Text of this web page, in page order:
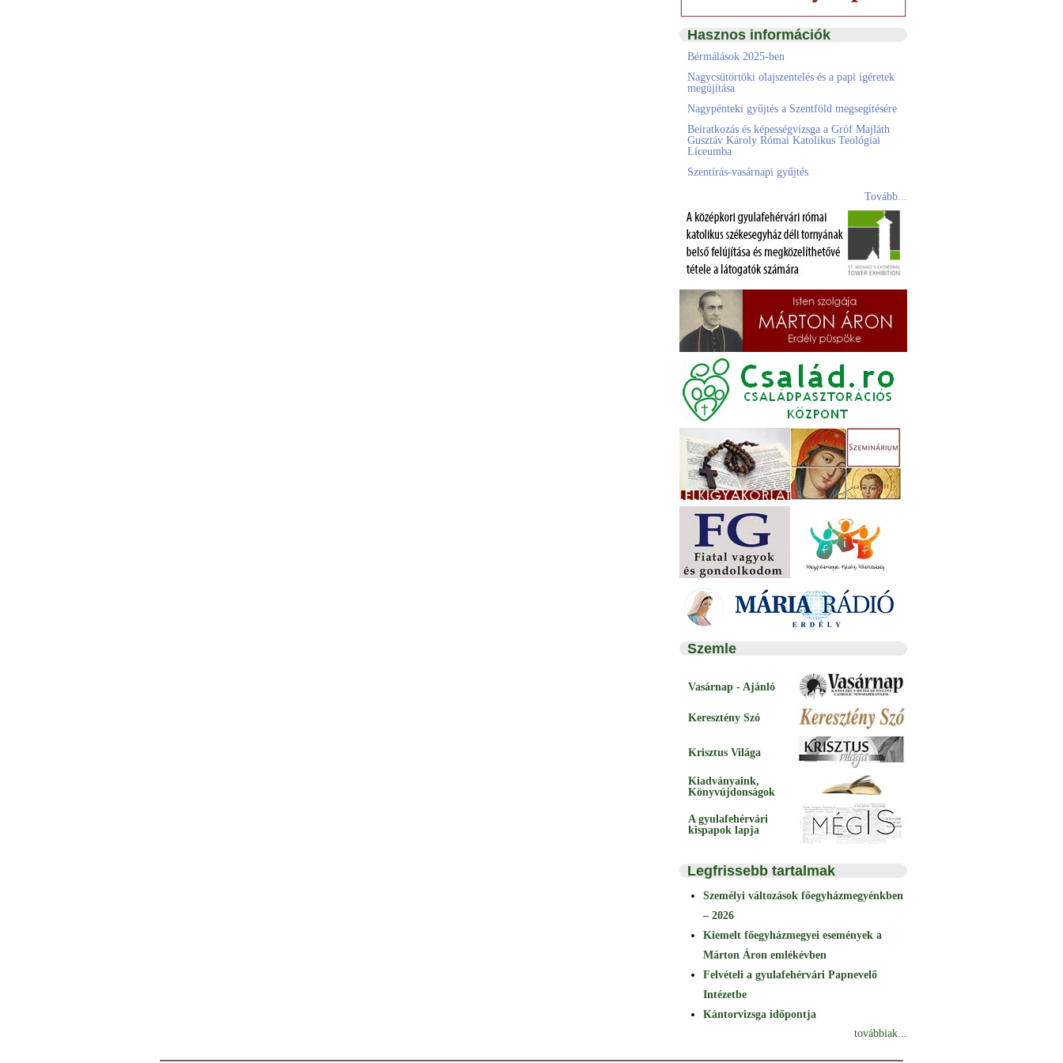
Hasznos információk
Bérmálások 2025-ben
Nagycsütörtöki olajszentelés és a papi ígéretek
megújítása
Nagypénteki gyűjtés a Szentföld megsegítésére
Beiratkozás és képességvizsga a Gróf Majláth
Gusztáv Károly Római Katolikus Teológiai
Líceumba
Szentírás-vasárnapi gyűjtés
Tovább...
Szemle
Vasárnap - Ajánló
Keresztény Szó
Krisztus Világa
Kiadványaink,
Könyvújdonságok
A gyulafehérvári
kispapok lapja
Legfrissebb tartalmak
Személyi változások főegyházmegyénkben
– 2026
Kiemelt főegyházmegyei események a
Márton Áron emlékévben
Felvételi a gyulafehérvári Papnevelő
Intézetbe
Kántorvizsga időpontja
továbbiak...